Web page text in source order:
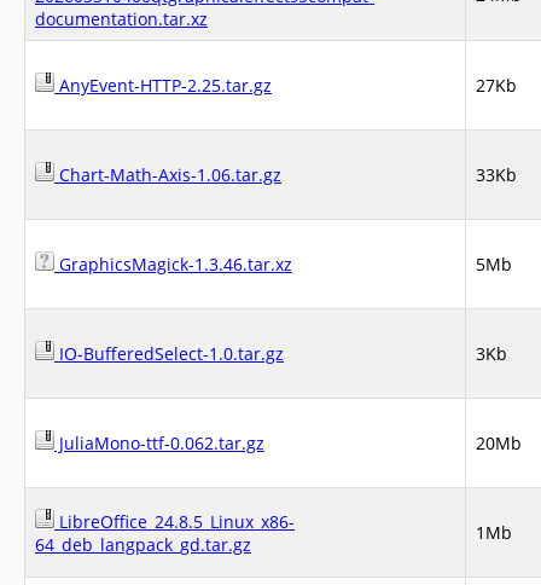
documentation.tar.xz
AnyEvent-HTTP-2.25.tar.gz 27Kb
Chart-Math-Axis-1.06.tar.gz 33Kb
GraphicsMagick-1.3.46.tar.xz 5Mb
IO-BufferedSelect-1.0.tar.gz 3Kb
JuliaMono-ttf-0.062.tar.gz 20Mb
LibreOffice_24.8.5_Linux_x86-
64_deb_langpack_gd.tar.gz
1Mb